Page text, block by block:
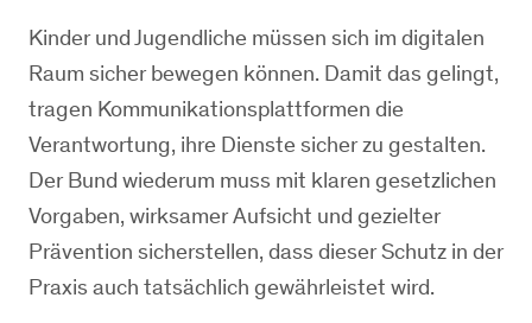
Kinder und Jugendliche müssen sich im digitalen
Raum sicher bewegen können. Damit das gelingt,
tragen Kommunikationsplattformen die
Verantwortung, ihre Dienste sicher zu gestalten.
Der Bund wiederum muss mit klaren gesetzlichen
Vorgaben, wirksamer Aufsicht und gezielter
Prävention sicherstellen, dass dieser Schutz in der
Praxis auch tatsächlich gewährleistet wird.